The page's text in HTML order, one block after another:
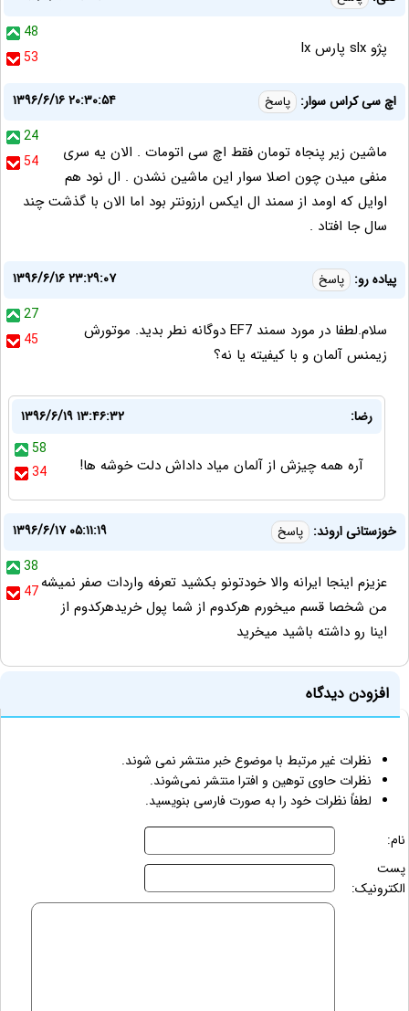
48
53
پژو slx پارس lx
اچ سی کراس سوار: پاسخ
۱۳۹۶/۶/۱۶ ۲۰:۳۰:۵۴
24
54
ماشین زیر پنجاه تومان فقط اچ سی اتومات . الان یه سری
منفی میدن چون اصلا سوار این ماشین نشدن . ال نود هم
اوایل که اومد از سمند ال ایکس ارزونتر بود اما الان با گذشت چند
سال جا افتاد .
پیاده رو: پاسخ
۱۳۹۶/۶/۱۶ ۲۳:۲۹:۰۷
27
45
سلام.لطفا در مورد سمند EF7 دوگانه نطر بدید. موتورش
زیمنس آلمان و با کیفیته یا نه؟
رضا:
۱۳۹۶/۶/۱۹ ۱۳:۴۶:۳۲
58
34
آره همه چيزش از آلمان مياد داداش دلت خوشه ها!
خوزستانی اروند: پاسخ
۱۳۹۶/۶/۱۷ ۰۵:۱۱:۱۹
38
47عزیزم اینجا ایرانه والا خودتونو بکشید تعرفه واردات صفر نمیشه
من شخصا قسم میخورم هرکدوم از شما پول خریدهرکدوم از
اینا رو داشته باشید میخرید
افزودن دیدگاه
نظرات غیر مرتبط با موضوع خبر منتشر نمی شوند.
نظرات حاوی توهین و افترا منتشر نمی‌شوند.
لطفاً نظرات خود را به صورت فارسی بنویسید.
نام:
پست
الکترونیک: